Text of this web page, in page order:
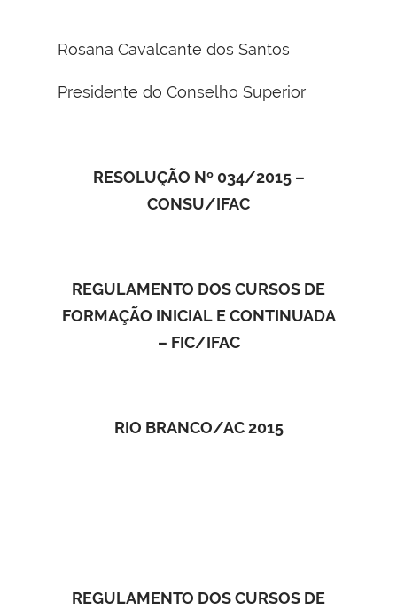
Rosana Cavalcante dos Santos
Presidente do Conselho Superior
RESOLUÇÃO Nº 034/2015 –
CONSU/IFAC
REGULAMENTO DOS CURSOS DE
FORMAÇÃO INICIAL E CONTINUADA
– FIC/IFAC
RIO BRANCO/AC 2015
REGULAMENTO DOS CURSOS DE